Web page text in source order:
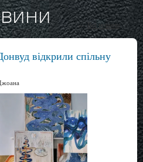
←Всі новини
відкрили спільну